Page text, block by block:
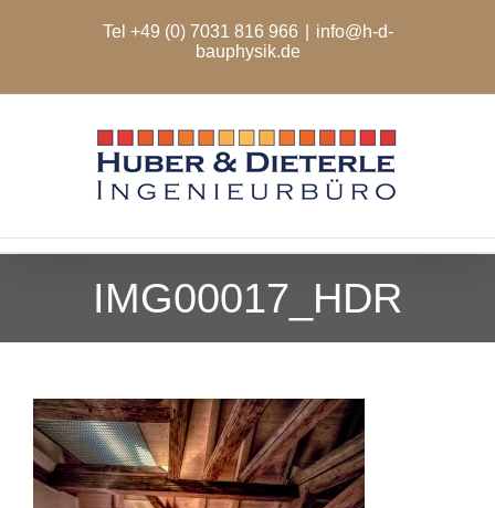
Tel +49 (0) 7031 816 966
info@h-d-
bauphysik.de
IMG00017_HDR